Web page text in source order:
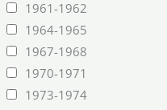
1961-1962
1964-1965
1967-1968
1970-1971
1973-1974